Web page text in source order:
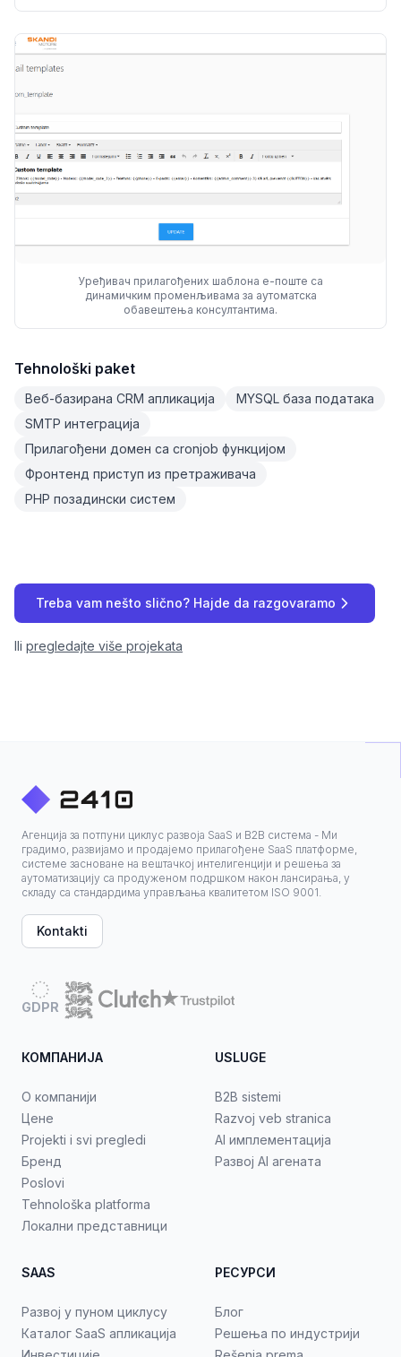
Уређивач прилагођених шаблона е-поште са
динамичким променљивама за аутоматска
обавештења консултантима.
Tehnološki paket
Веб-базирана CRM апликација
MYSQL база података
SMTP интеграција
Прилагођени домен са cronjob функцијом
Фронтенд приступ из претраживача
PHP позадински систем
Treba vam nešto slično? Hajde da razgovaramo
Ili pregledajte više projekata
Агенција за потпуни циклус развоја SaaS и B2B система - Ми
градимо, развијамо и продајемо прилагођене SaaS платформе,
системе засноване на вештачкој интелигенцији и решења за
аутоматизацију са продуженом подршком након лансирања, у
складу са стандардима управљања квалитетом ISO 9001.
Kontakti
GDPR
КОМПАНИЈА
О компанији
Цене
Projekti i svi pregledi
Бренд
Poslovi
Tehnološka platforma
Локални представници
USLUGE
B2B sistemi
Razvoj veb stranica
AI имплементација
Развој AI агената
SAAS
Развој у пуном циклусу
Каталог SaaS апликација
РЕСУРСИ
Блог
Решења по индустрији